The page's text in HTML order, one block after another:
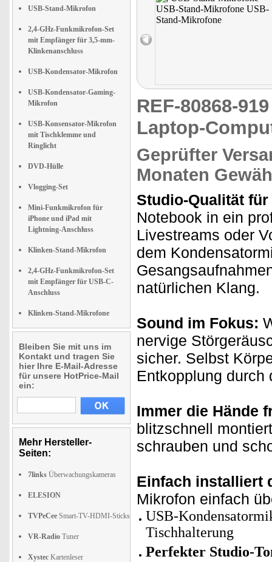
USB-Stand-Mikrofon
2,4-GHz-Funkmikrofon-Set
mit Empfänger für 3,5-mm-
Klinkenanschluss
USB-Kondensator-Mikrofon
USB-Kondensator-Gaming-
Mikrofon
USB-Konsensator-Mikrofon
mit Tischklemme und
Ringlicht
DVD-Hülle
Vlogging-Set
Mini-Funkmikrofon für
iPhone und iPad mit
Lightning-Anschluss
Klinken-Stand-Mikrofon
2,4-GHz-Funkmikrofon-Set
mit Empfänger für USB-C-
Anschluss
Klinken-Stand-Mikrofone
Bleiben Sie mit uns im
Kontakt und tragen Sie
hier Ihre E-Mail-Adresse
für unsere HotPrice-Mail
ein:
Mehr Hersteller-
Seiten:
7links Überwachungskameras
ELESION
TVPeCee Smart-TV-HDMI-Sticks
VR-Radio Tuner
Xystec Kartenleser
REF-80868-
Laptop-
Geprüfter
Monaten
Studio-Qualität für
Notebook in ein
Livestreams oder
dem
natürlichen Klang.
Sound im Fokus:
nervige
sicher. Selbst
Entkopplung durch
Immer die Hände
blitzschnell
schrauben und
Einfach installiert
Mikrofon einfach
USB-
Tischhalterung
Perfekter Studio-